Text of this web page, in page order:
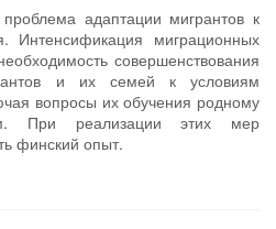
адаптации мигрантов к
Интенсификация миграционных
совершенствования
и их семей к условиям
вопросы их обучения родному
При реализации этих мер
финский опыт.